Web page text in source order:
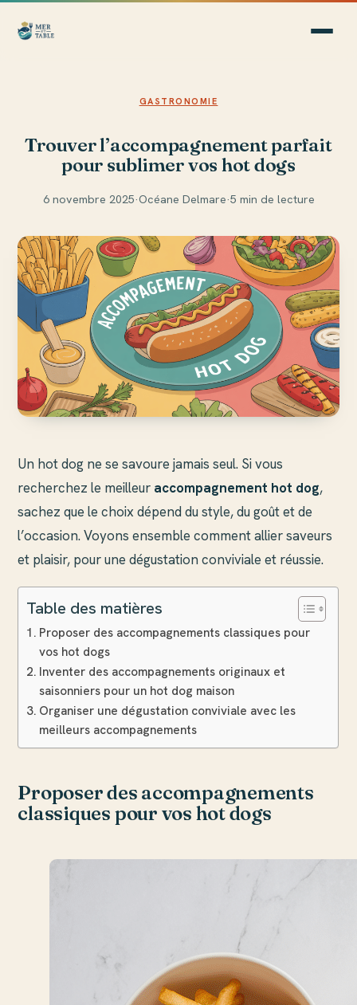
GASTRONOMIE
Trouver l’accompagnement parfait
pour sublimer vos hot dogs
6 novembre 2025·Océane Delmare·5 min de lecture
Un hot dog ne se savoure jamais seul. Si vous
recherchez le meilleur accompagnement hot dog,
sachez que le choix dépend du style, du goût et de
l’occasion. Voyons ensemble comment allier saveurs
et plaisir, pour une dégustation conviviale et réussie.
Table des matières
Proposer des accompagnements classiques pour
vos hot dogs
Inventer des accompagnements originaux et
saisonniers pour un hot dog maison
Organiser une dégustation conviviale avec les
meilleurs accompagnements
Proposer des accompagnements
classiques pour vos hot dogs